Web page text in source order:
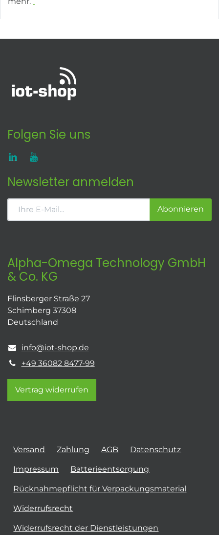
Folgen Sie uns
Newsletter anmelden
Abonnieren
Alpha-Omega Technology GmbH
& Co. KG
Flinsberger Straße 27
Schimberg 37308
Deutschland
info@iot-shop.de
+49 36082 8477-99
Vertrag widerrufen
Versand Zahlung AGB Datenschutz
Impressum Batterieentsorgung
Rücknahmepflicht für Verpackungsmaterial
Widerrufsrecht
Widerrufsrecht der Dienstleistungen